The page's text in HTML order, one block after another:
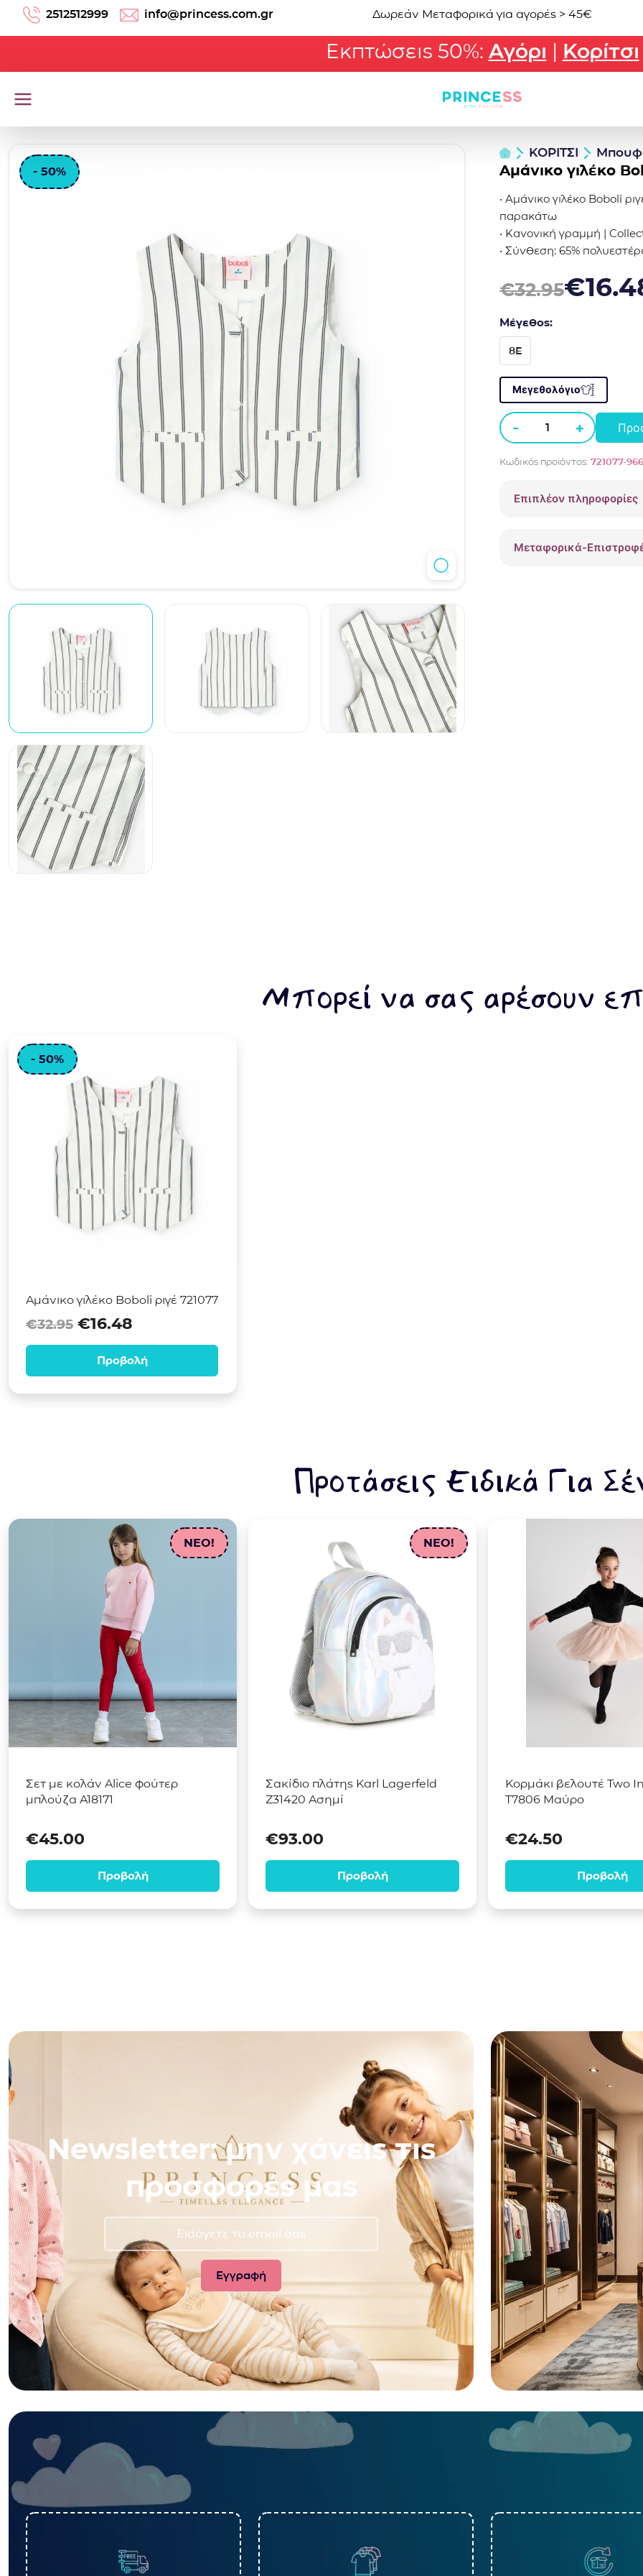
Μετάβαση στο περιεχόμενο
2512512999 info@princess.com.gr Δωρεάν Μεταφορικά για αγορές > 45€
Εκπτώσεις 50%: Αγόρι | Κορίτσι
- 50%
ΚΟΡΙΤΣΙ
Αμάνικο γιλέκο
• Αμάνικο γιλέκο Boboli
παρακάτω
• Κανονική γραμμή |
• Σύνθεση: 65%
€32.95
Original price was:
€
Η τρέχουσα τιμή είναι:
Μέγεθος:
8E
Μεγεθολόγιο
-
Αμάνικο
Boboli
721077
+
Κωδικός προϊόντος: 721077-
Επιπλέον πληροφορίες
Μεταφορικά-
Μπορεί να σας αρέσουν
- 50%
Αμάνικο γιλέκο Boboli ριγέ 721077
€32.95 Original price was: €32.95.
€16.48
Προβολή
Προτάσεις Ειδικά Για
NEO!
Σετ με κολάν Alice φούτερ
μπλούζα A18171
€45.00
Προβολή
NEO!
Σακίδιο πλάτης Karl Lagerfeld
Z31420 Ασημί
€93.00
Προβολή
Κορμάκι βελουτέ Two
T7806 Μαύρο
€24.50
Προβολή
Newsletter: μην χάνεις τις
προσφορές μας